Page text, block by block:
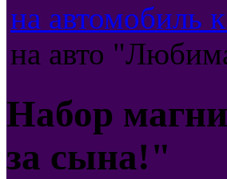
на автомобиль
на авто
Набор
за сына!"